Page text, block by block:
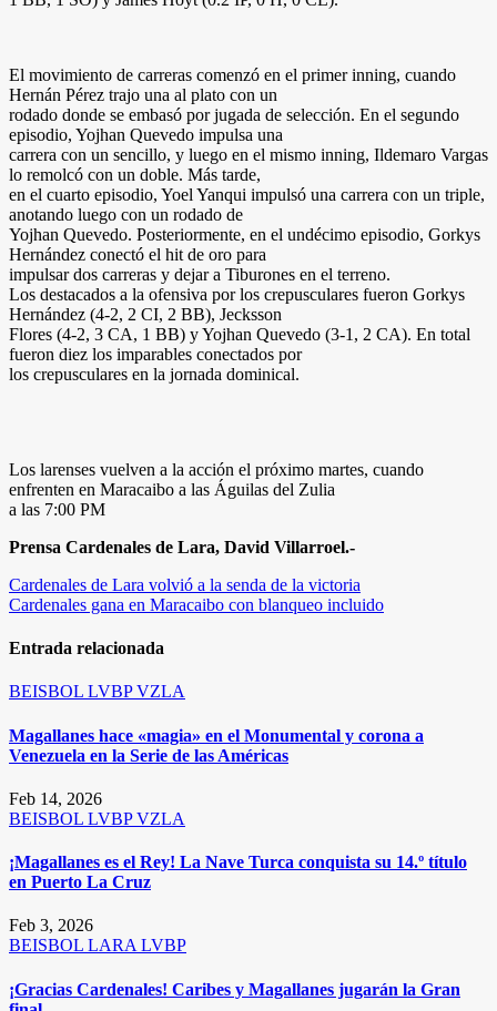
El movimiento de carreras comenzó en el primer inning, cuando
Hernán Pérez trajo una al plato con un
rodado donde se embasó por jugada de selección. En el segundo
episodio, Yojhan Quevedo impulsa una
carrera con un sencillo, y luego en el mismo inning, Ildemaro Vargas
lo remolcó con un doble. Más tarde,
en el cuarto episodio, Yoel Yanqui impulsó una carrera con un triple,
anotando luego con un rodado de
Yojhan Quevedo. Posteriormente, en el undécimo episodio, Gorkys
Hernández conectó el hit de oro para
impulsar dos carreras y dejar a Tiburones en el terreno.
Los destacados a la ofensiva por los crepusculares fueron Gorkys
Hernández (4-2, 2 CI, 2 BB), Jecksson
Flores (4-2, 3 CA, 1 BB) y Yojhan Quevedo (3-1, 2 CA). En total
fueron diez los imparables conectados por
los crepusculares en la jornada dominical.
Los larenses vuelven a la acción el próximo martes, cuando
enfrenten en Maracaibo a las Águilas del Zulia
a las 7:00 PM
Prensa Cardenales de Lara, David Villarroel.-
Navegación
de
entradas
Cardenales de Lara volvió a la senda de la victoria
Cardenales gana en Maracaibo con blanqueo incluido
Entrada relacionada
BEISBOL LVBPVZLA
Magallanes hace «magia» en el Monumental y corona a
Venezuela en la Serie de las Américas
Feb 14, 2026
BEISBOL LVBPVZLA
¡Magallanes es el Rey! La Nave Turca conquista su 14.º título
en Puerto La Cruz
Feb 3, 2026
BEISBOL LARALVBP
¡Gracias Cardenales! Caribes y Magallanes jugarán la Gran